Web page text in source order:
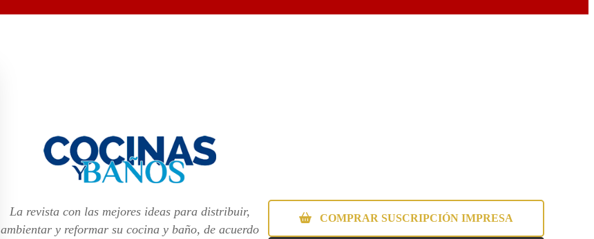
La revista con las mejores ideas para distribuir,
ambientar y reformar su cocina y baño, de acuerdo
COMPRAR SUSCRIPCIÓN IMPRESA